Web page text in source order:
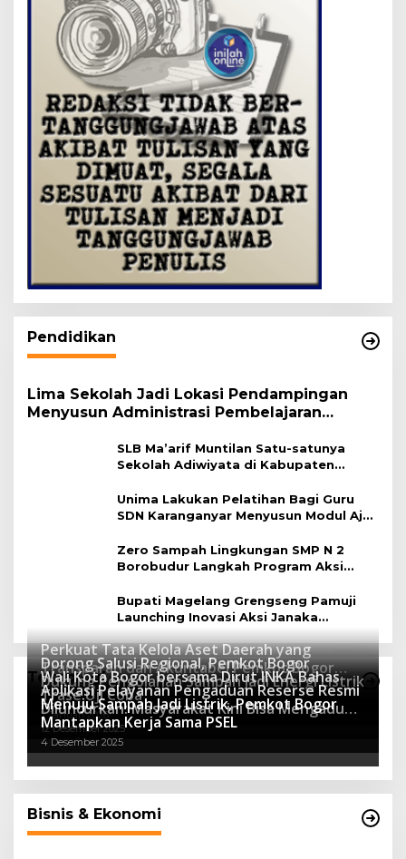
Pendidikan
Lima Sekolah Jadi Lokasi Pendampingan
Menyusun Administrasi Pembelajaran
SLB Ma’arif Muntilan Satu-satunya
Sekolah Adiwiyata di Kabupaten
Unima Lakukan Pelatihan Bagi Guru
SDN Karanganyar Menyusun Modul Ajar
Zero Sampah Lingkungan SMP N 2
Borobudur Langkah Program Aksi
Bupati Magelang Grengseng Pamuji
Launching Inovasi Aksi Janaka
Program Sekolah Adiwiyata
Teknologi
Perkuat Tata Kelola Aset Daerah yang
Transparan dan Akuntabel Pemkot Bogor
Luncurkan SIMASDA
8 Juli 2026
Dorong Salusi Regional, Pemkot Bogor
Dukung Pengolahan Sampah Jadi Energi Listrik
8 April 2026
Wali Kota Bogor bersama Dirut INKA Bahas
Trase Uji Coba
7 Januari 2026
Aplikasi Pelayanan Pengaduan Reserse Resmi
Diluncurkan: Masyarakat Kini Bisa Mengadu
Lebih Cepat, Mudah, dan Terintegrasi
12 Desember 2025
Menuju Sampah Jadi Listrik, Pemkot Bogor
Mantapkan Kerja Sama PSEL
4 Desember 2025
Bisnis & Ekonomi